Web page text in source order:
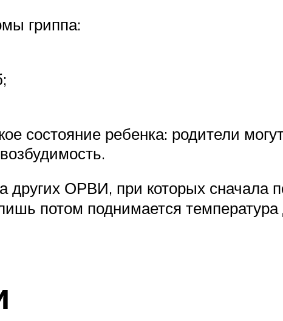
гриппа:
состояние ребенка: родители
других ОРВИ, при которых сначала
потом поднимается